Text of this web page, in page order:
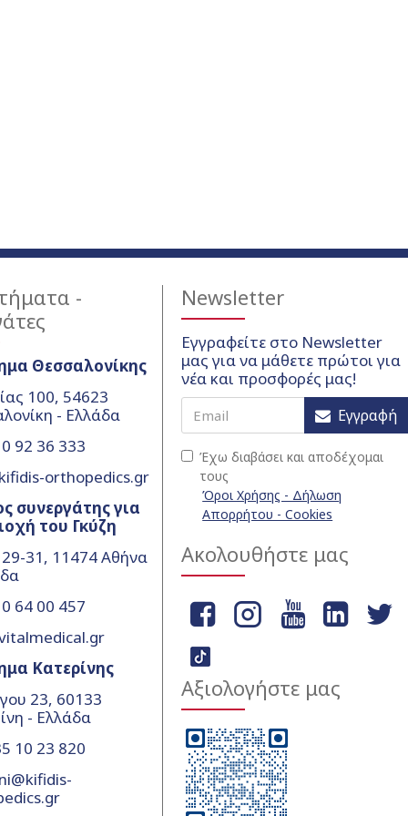
-
Θεσσαλονίκης
100, 54623
- Ελλάδα
92 36 333
orthopedics.gr
συνεργάτης για
του Γκύζη
29-31, 11474 Αθήνα
64 00 457
Κατερίνης
23, 60133
- Ελλάδα
10 23 820
Newsletter
Εγγραφείτε στο Newsletter
μας για να μάθετε πρώτοι για
νέα και προσφορές μας!
Εγγραφή
Έχω διαβάσει και αποδέχομαι
τους
Όροι Χρήσης - Δήλωση
Απορρήτου - Cookies
Ακολουθήστε μας
Αξιολογήστε μας